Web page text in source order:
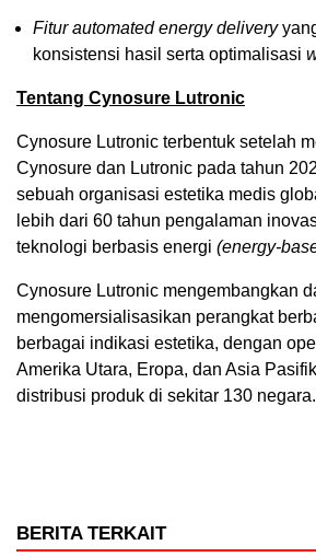
Fitur automated energy delivery
konsistensi hasil serta optimalisasi
Tentang Cynosure Lutronic
Cynosure Lutronic terbentuk setelah
Cynosure dan Lutronic pada tahun
sebuah organisasi estetika medis
lebih dari 60 tahun pengalaman
teknologi berbasis energi (energy-
Cynosure Lutronic mengembangkan
mengomersialisasikan perangkat
berbagai indikasi estetika, dengan
Amerika Utara, Eropa, dan Asia
distribusi produk di sekitar 130 negara.
BERITA TERKAIT